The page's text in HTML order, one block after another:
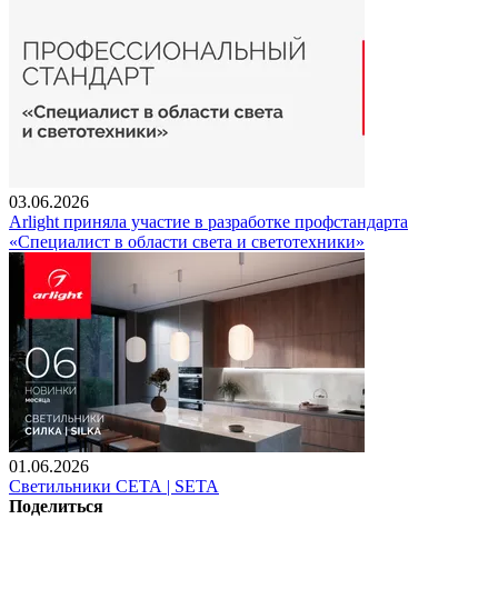
03.06.2026
Arlight приняла участие в разработке профстандарта
«Специалист в области света и светотехники»
01.06.2026
Светильники СЕТА | SETA
Поделиться